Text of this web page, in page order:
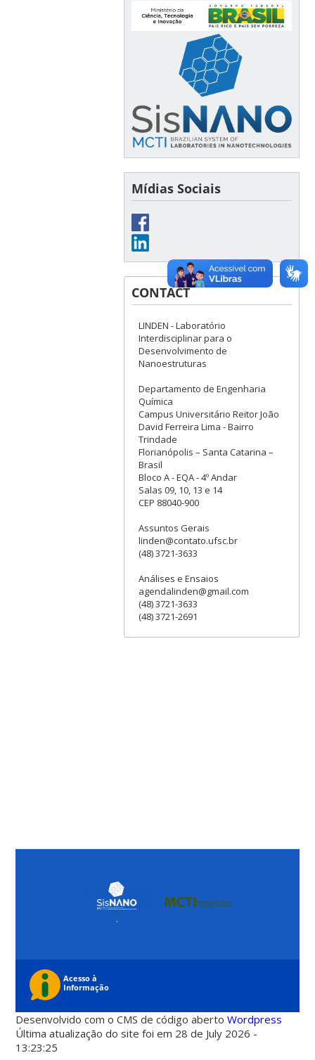
Mídias Sociais
CONTACT
LINDEN - Laboratório
Interdisciplinar para o
Desenvolvimento de
Nanoestruturas
Departamento de Engenharia
Química
Campus Universitário Reitor João
David Ferreira Lima - Bairro
Trindade
Florianópolis – Santa Catarina –
Brasil
Bloco A - EQA - 4º Andar
Salas 09, 10, 13 e 14
CEP 88040-900
Assuntos Gerais
linden@contato.ufsc.br
(48) 3721-3633
Análises e Ensaios
agendalinden@gmail.com
(48) 3721-3633
(48) 3721-2691
.
Desenvolvido com o CMS de código abertoWordpress
Última atualização do site foi em 28 de July 2026 -
13:23:25